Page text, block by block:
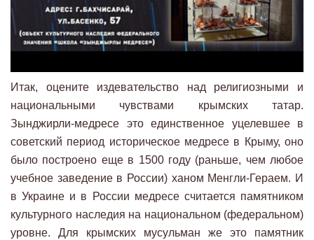
Итак, оцените издевательство над религиозными и
национальными чувствами крымских татар.
Зынджирли-медресе это единственное уцелевшее в
советский период историческое медресе в Крыму, оно
было построено еще в 1500 году (раньше, чем любое
учебное заведение в России) ханом Менгли-Гераем. И
в Украине и в России медресе считается памятником
культурного наследия на национальном (федеральном)
уровне. Для крымских мусульман же это памятник